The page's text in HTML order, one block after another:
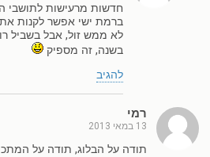
חדשות מרעישות לתושבי
ברמת ישי אפשר לקנות
לא ממש זול, אבל בשביל
בשנה, זה מספיק
להגיב
רמי
13 במאי 2013
תודה על הבלוג, תודה על